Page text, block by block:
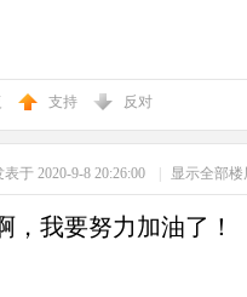
支持 反对
表于 2020-9-8 20:26:00 | 显示全部楼
，我要努力加油了！